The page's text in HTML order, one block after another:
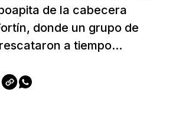
de la cabecera
donde un grupo de
a tiempo...